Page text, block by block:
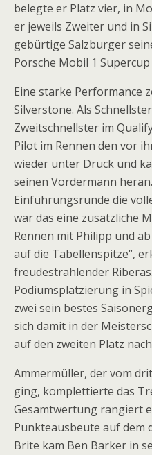
belegte er Platz vier, in
er jeweils Zweiter und in
gebürtige Salzburger
Porsche Mobil 1
Eine starke Performance
Silverstone. Als
Zweitschnellster im
Pilot im Rennen den vor
wieder unter Druck und
seinen Vordermann
Einführungsrunde die
war das eine zusätzliche
Rennen mit Philipp und
auf die Tabellenspitze“,
freudestrahlender
Podiumsplatzierung in
zwei sein bestes
sich damit in der
auf den zweiten Platz
Ammermüller, der vom
ging, komplettierte das
Gesamtwertung rangiert
Punkteausbeute auf dem
Brite kam Ben Barker in